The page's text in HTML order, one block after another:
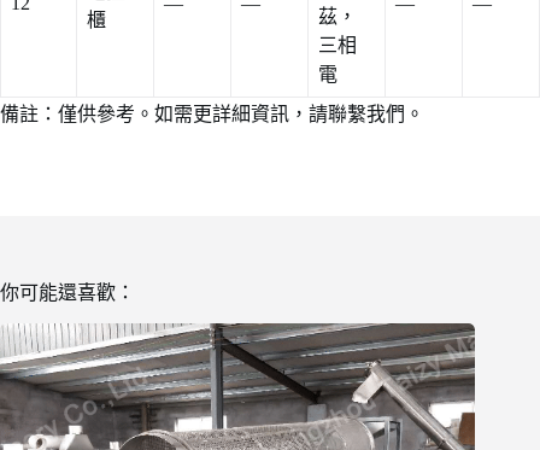
櫃
茲，
三相
電
備註：僅供參考。如需更詳細資訊，請聯繫我們。
你可能還喜歡：